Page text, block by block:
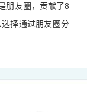
朋友圈，贡献了8
择通过朋友圈分